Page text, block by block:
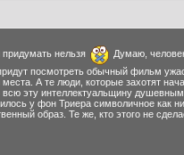
нельзя
Думаю,
посмотреть обычный фильм
А те люди, которые захотят
эту интеллектуальщину
у фон Триера символичное как
образ. Те же, кто этого не